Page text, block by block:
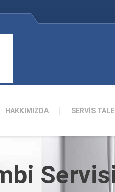
HAKKIMIZDA SERVİS